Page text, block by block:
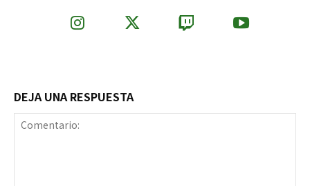
DEJA UNA RESPUESTA